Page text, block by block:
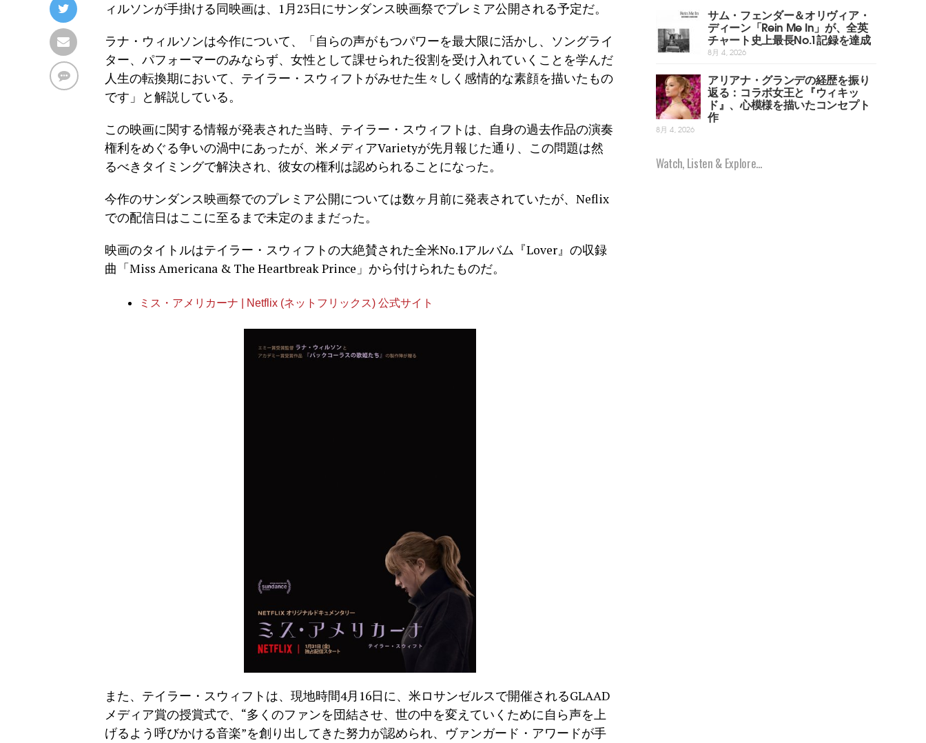
ィルソンが手掛ける同映画は、 1月23日にサンダンス映画祭でプレミア公開される予定だ。
ラナ・ウィルソンは今作について、「自らの声がもつパワーを最大限に活かし、ソングライ
ター、パフォーマーのみならず、女性として課せられた役割を受け入れていくことを学んだ
人生の転換期において、テイラー・スウィフトがみせた生々しく感情的な素顔を描いたもの
です」と解説している。
この映画に関する情報が発表された当時、テイラー・スウィフトは、自身の過去作品の演奏
権利をめぐる争いの渦中にあったが、米メディアVarietyが先月報じた通り、この問題は然
るべきタイミングで解決され、彼女の権利は認められることになった。
今作のサンダンス映画祭でのプレミア公開については数ヶ月前に発表されていたが、Neflix
での配信日はここに至るまで未定のままだった。
映画のタイトルはテイラー・スウィフトの大絶賛された全米No.1アルバム『Lover』の収録
曲「Miss Americana & The Heartbreak Prince」から付けられたものだ。
ミス・アメリカーナ | Netflix (ネットフリックス) 公式サイト
また、テイラー・スウィフトは、現地時間4月16日に、米ロサンゼルスで開催されるGLAAD
メディア賞の授賞式で、“多くのファンを団結させ、世の中を変えていくために自ら声を上
げるよう呼びかける音楽”を創り出してきた努力が認められ、ヴァンガード・ アワードが手
サム・フェンダー＆オリヴィア・
ディーン「Rein Me In」が、全英
チャート史上最長No.1記録を達成
8月 4, 2026
アリアナ・グランデの経歴を振り
返る：コラボ女王と『ウィキッ
ド』、心模様を描いたコンセプト
作
8月 4, 2026
Watch, Listen & Explore...